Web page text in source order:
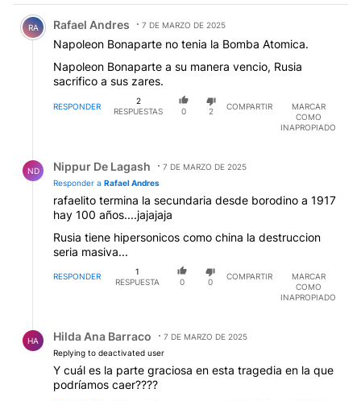
Comentario de Rafael Andres.
RA Rafael Andres 7 DE MARZO DE 2025
Napoleon Bonaparte no tenia la Bomba Atomica.
Napoleon Bonaparte a su manera vencio, Rusia
sacrifico a sus zares.
RESPONDER
2
RESPUESTAS
0 2
COMPARTIR
MARCAR
COMO
INAPROPIADO
ND Nippur De Lagash
7 DE MARZO DE 2025
Responder a Rafael Andres
rafaelito termina la secundaria desde borodino a 1917
hay 100 años....jajajaja
Rusia tiene hipersonicos como china la destruccion
seria masiva...
RESPONDER
1
RESPUESTA
0 0
COMPARTIR
MARCAR
COMO
INAPROPIADO
HA Hilda Ana Barraco
7 DE MARZO DE 2025
Replying to deactivated user
Y cuál es la parte graciosa en esta tragedia en la que
podríamos caer????